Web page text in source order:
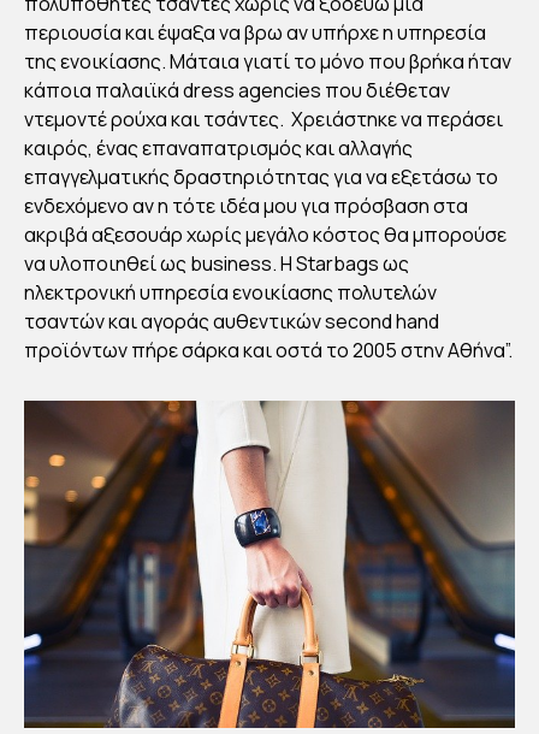
Η
ΒΙΩ
ΟΤ
ΗΤ
ΤΟ
ΡΙΒ
ΑΛ
ΛΟ
ΟΣ”
By
Στέλλα
Αυγου
στάκη
Publish
ed
21/01/2
022
περιουσία και έψαξα να βρω αν υπήρχε η υπηρεσία
της ενοικίασης. Μάταια γιατί το μόνο που βρήκα ήταν
κάποια παλαιϊκά dress agencies που διέθεταν
ντεμοντέ ρούχα και τσάντες. Χρειάστηκε να περάσει
καιρός, ένας επαναπατρισμός και αλλαγής
επαγγελματικής δραστηριότητας για να εξετάσω το
ενδεχόμενο αν η τότε ιδέα μου για πρόσβαση στα
ακριβά αξεσουάρ χωρίς μεγάλο κόστος θα μπορούσε
να υλοποιηθεί ως business. H Starbags ως
ηλεκτρονική υπηρεσία ενοικίασης πολυτελών
τσαντών και αγοράς αυθεντικών second hand
προϊόντων πήρε σάρκα και οστά το 2005 στην Αθήνα”.